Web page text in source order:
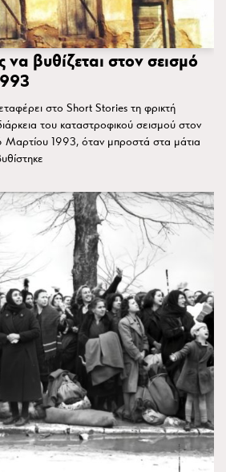
να βυθίζεται στον σεισμό
στο Short Stories τη φρικτή
του καταστροφικού σεισμού στον
Μαρτίου 1993, όταν μπροστά στα μάτια